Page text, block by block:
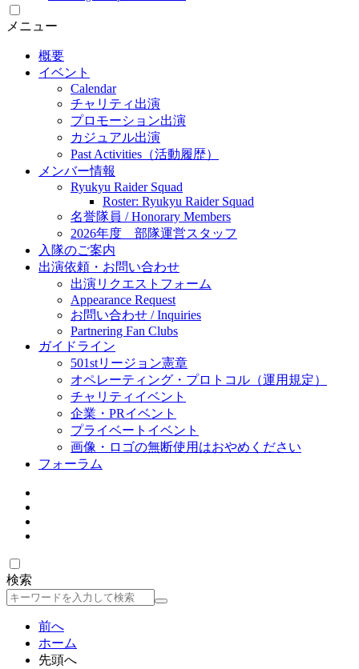
メニュー
概要
イベント
Calendar
チャリティ出演
プロモーション出演
カジュアル出演
Past Activities（活動履歴）
メンバー情報
Ryukyu Raider Squad
Roster: Ryukyu Raider Squad
名誉隊員 / Honorary Members
2026年度 部隊運営スタッフ
入隊のご案内
出演依頼・お問い合わせ
出演リクエストフォーム
Appearance Request
お問い合わせ / Inquiries
Partnering Fan Clubs
ガイドライン
501stリージョン憲章
オペレーティング・プロトコル（運用規定）
チャリティイベント
企業・PRイベント
プライベートイベント
画像・ロゴの無断使用はおやめください
フォーラム
検索
検
前へ
ホーム
先頭へ